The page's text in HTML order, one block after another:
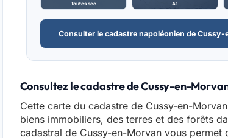
Toutes sec A1
Consulter le cadastre napoléonien de
Consultez le cadastre de Cussy-en-
Cette carte du cadastre de Cussy-en-
biens immobiliers, des terres et des forêts
cadastral de Cussy-en-Morvan vous